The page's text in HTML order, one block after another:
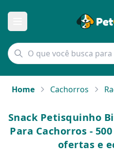
Home Cachorros
Snack Petisquinho
Para Cachorros -
ofertas e